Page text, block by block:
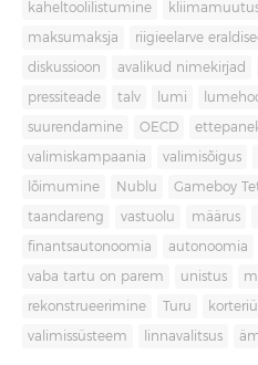
kaheltoolilistumine
maksumaksja riigieelarve
diskussioon avalikud nimekirjad
pressiteade talv lumi
suurendamine OECD
valimiskampaania valimisõigus
lõimumine Nublu Gameboy
taandareng vastuolu määrus
finantsautonoomia autonoomia
vaba tartu on parem unistus
rekonstrueerimine Turu
valimissüsteem linnavalitsus